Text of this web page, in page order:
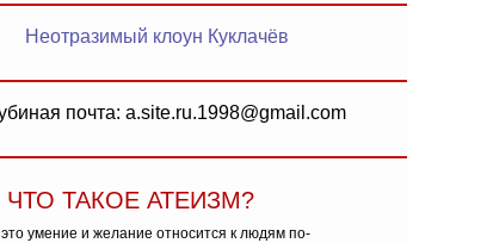
Неотразимый клоун Куклачёв
почта: a.site.ru.1998@gmail.com
ЧТО ТАКОЕ АТЕИЗМ?
умение и желание относится к людям по-